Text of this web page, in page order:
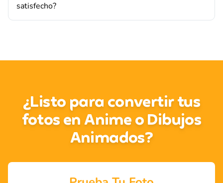
satisfecho?
¿Listo para convertir tus
fotos en Anime o Dibujos
Animados?